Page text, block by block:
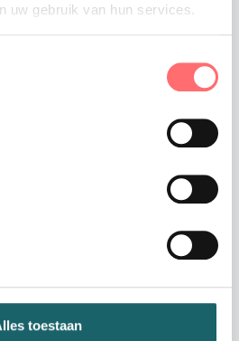
uw gebruik van hun services.
toestaan
in je winkelmandje en
Wellness, Zorg,